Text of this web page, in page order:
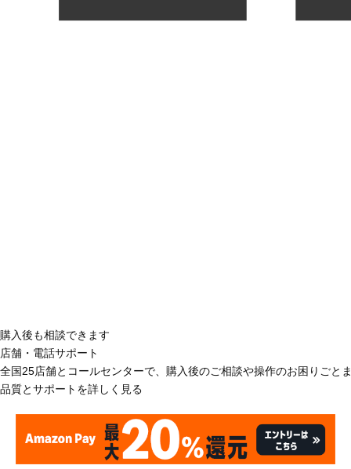
購入後も相談できます
店舗・電話サポート
全国25店舗とコールセンターで、購入後のご相談や操作のお困りごと
品質とサポートを詳しく見る